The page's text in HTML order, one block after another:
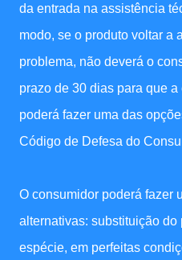
da entrada na assistência
modo, se o produto voltar a
problema, não deverá o
prazo de 30 dias para que
poderá fazer uma das
Código de Defesa do
O consumidor poderá fazer
alternativas: substituição do
espécie, em perfeitas